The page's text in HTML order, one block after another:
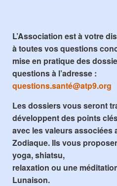
L’Association est à votre
à toutes vos questions
mise en pratique des
questions à l’adresse :
questions.santé@atp9.org
Les dossiers vous seront
développent des points
avec les valeurs associées
Zodiaque. Ils vous
yoga, shiatsu,
relaxation ou une
Lunaison.